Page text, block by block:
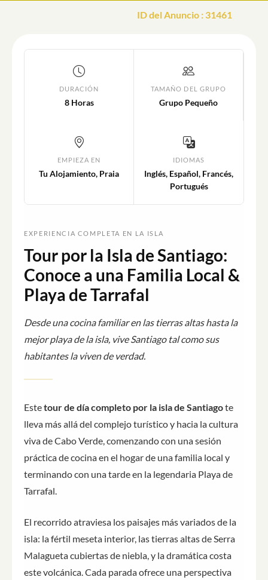
ID del Anuncio : 31461
DURACIÓN
8 Horas
TAMAÑO DEL GRUPO
Grupo Pequeño
EMPIEZA EN
Tu Alojamiento, Praia
IDIOMAS
Inglés, Español, Francés,
Portugués
EXPERIENCIA COMPLETA EN LA ISLA
Tour por la Isla de Santiago:
Conoce a una Familia Local &
Playa de Tarrafal
Desde una cocina familiar en las tierras altas hasta la
mejor playa de la isla, vive Santiago tal como sus
habitantes la viven de verdad.
Estetour de día completo por la isla de Santiagote
lleva más allá del complejo turístico y hacia la cultura
viva de Cabo Verde, comenzando con una sesión
práctica de cocina en el hogar de una familia local y
terminando con una tarde en la legendaria Playa de
Tarrafal.
El recorrido atraviesa los paisajes más variados de la
isla: la fértil meseta interior, las tierras altas de Serra
Malagueta cubiertas de niebla, y la dramática costa
este volcánica. Cada parada ofrece una perspectiva